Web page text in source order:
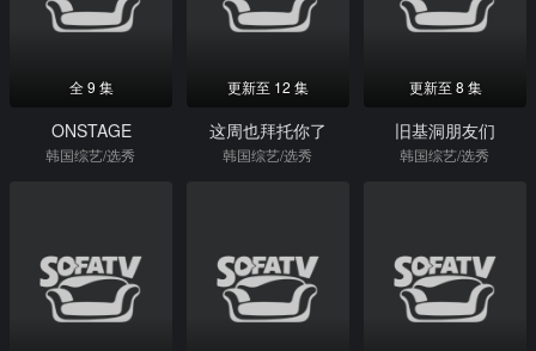
全 9 集
ONSTAGE
韩国综艺/选秀
更新至 12 集
这周也拜托你了
韩国综艺/选秀
更新至 8 集
旧基洞朋友们
韩国综艺/选秀